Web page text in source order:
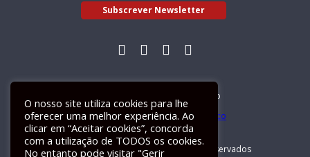
Subscrever Newsletter
Livro de Reclamações Electrónico
GALILEU 2026 © Todos os direitos reservados
O nosso site utiliza cookies para lhe
oferecer uma melhor experiência. Ao
clicar em “Aceitar cookies”, concorda
com a utilização de TODOS os cookies.
No entanto pode visitar "Gerir